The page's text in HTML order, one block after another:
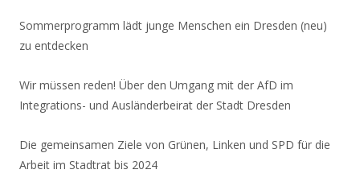
Sommerprogramm lädt junge Menschen ein Dresden (neu)
zu entdecken
Wir müssen reden! Über den Umgang mit der AfD im
Integrations- und Ausländerbeirat der Stadt Dresden
Die gemeinsamen Ziele von Grünen, Linken und SPD für die
Arbeit im Stadtrat bis 2024